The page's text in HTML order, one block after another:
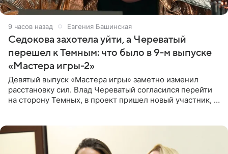
9 часов назад Евгения Башинская
Седокова захотела уйти, а Череватый
перешел к Темным: что было в 9-м выпуске
«Мастера игры-2»
Девятый выпуск «Мастера игры» заметно изменил
расстановку сил. Влад Череватый согласился перейти
на сторону Темных, в проект пришел новый участник, а